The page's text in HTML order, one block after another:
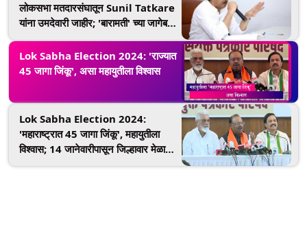
लोकसभा मतदारसंघातून Sunil Tatkare
यांना उमदेवारी जाहीर; 'बारामती' च्या जागेबद्दल
पहा काय म्हणाले अजित पवार
Lok Sabha Election 2024: 'राज्यात
45 जागा जिंकू', असा महायुतीला विश्वास
Lok Sabha Election 2024:
'महाराष्ट्रात 45 जागा जिंकू', महायुतीला
विश्वास; 14 जानेवारीपासून जिल्हावार मेळावे